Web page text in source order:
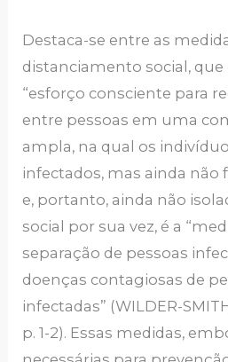
Destaca-se entre as
distanciamento social, que
“esforço consciente para
entre pessoas em uma
ampla, na qual os
infectados, mas ainda não
e, portanto, ainda não
social por sua vez, é a
separação de pessoas
doenças contagiosas de
infectadas” (WILDER-
p. 1-2). Essas medidas,